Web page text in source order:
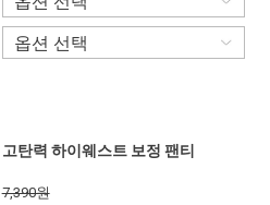
고탄력 하이웨스트 보정 팬티
7,390원